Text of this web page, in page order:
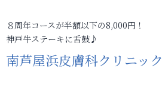
８周年コースが半額以下の8,000円！
神戸牛ステーキに舌鼓♪
南芦屋浜皮膚科クリニック